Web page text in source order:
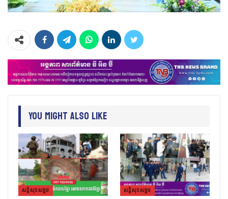
You Might Also Like
សន្តិសុខសង្គម សន្តិសុខសង្គម